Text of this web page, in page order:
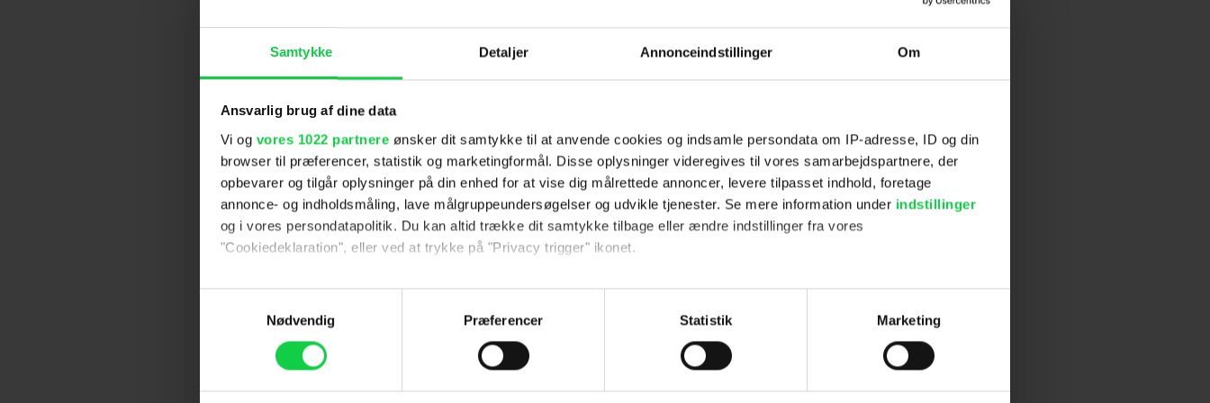
Samtykke Detaljer Annonceindstillinger Om
Ansvarlig brug af dine data
Vi og vores 1022 partnere ønsker dit samtykke til at anvende cookies og indsamle persondata om IP-adresse, ID og din
browser til præferencer, statistik og marketingformål. Disse oplysninger videregives til vores samarbejdspartnere, der
opbevarer og tilgår oplysninger på din enhed for at vise dig målrettede annoncer, levere tilpasset indhold, foretage
annonce- og indholdsmåling, lave målgruppeundersøgelser og udvikle tjenester. Se mere information under indstillinger
og i vores persondatapolitik. Du kan altid trække dit samtykke tilbage eller ændre indstillinger fra vores
"Cookiedeklaration", eller ved at trykke på "Privacy trigger" ikonet.
Hvis du tillader det, vil vi også gerne:
Indsamle præcise oplysninger om din placering, der kan være nøjagtig inden for få meter
Dine valg anvendes på hele websitet.
Nødvendig
Præferencer Statistik Marketing
Send
Ved tilmelding accepterer jeg
Om Kino.dk
Annoncering
Privatlivspolitik